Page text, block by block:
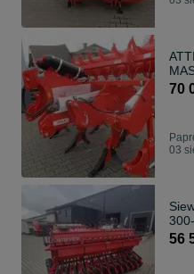
70
03
56